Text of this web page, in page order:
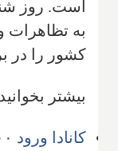
است. روز
به تظاهرات
کشور را در
بیشتر